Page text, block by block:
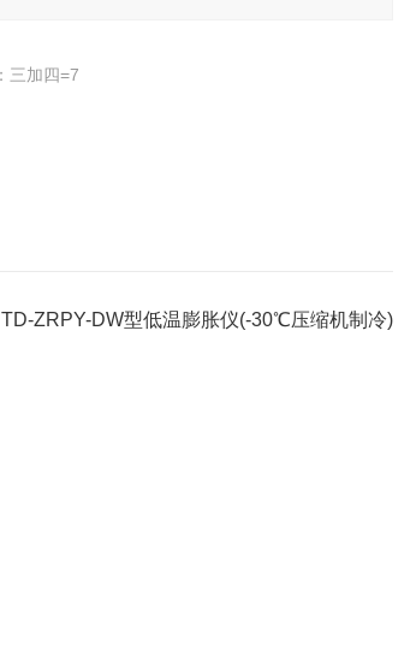
三加四=7
TD-ZRPY-DW型低温膨胀仪(-30℃压缩机制冷)